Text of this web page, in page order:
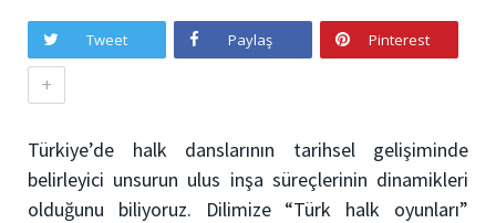
Tweet Paylaş Pinterest
+
Türkiye’de halk danslarının tarihsel gelişiminde
belirleyici unsurun ulus inşa süreçlerinin dinamikleri
olduğunu biliyoruz. Dilimize “Türk halk oyunları”